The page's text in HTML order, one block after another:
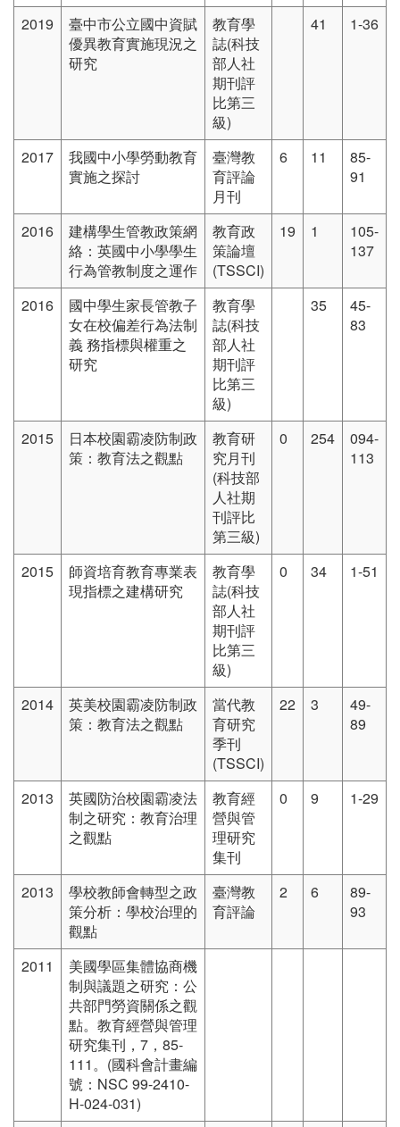
2019
臺中市公立國中資賦
優異教育實施現況之
研究
教育學
誌(科技
部人社
期刊評
比第三
級)
41 1-36
2017
我國中小學勞動教育
實施之探討
臺灣教
育評論
月刊
6 11
85-
91
2016
建構學生管教政策網
絡：英國中小學學生
行為管教制度之運作
教育政
策論壇
(TSSCI)
19 1
105-
137
2016
國中學生家長管教子
女在校偏差行為法制
義 務指標與權重之
研究
教育學
誌(科技
部人社
期刊評
比第三
級)
35
45-
83
2015
日本校園霸凌防制政
策：教育法之觀點
教育研
究月刊
(科技部
人社期
刊評比
第三級)
0 254
094-
113
2015
師資培育教育專業表
現指標之建構研究
教育學
誌(科技
部人社
期刊評
比第三
級)
0 34 1-51
2014
英美校園霸凌防制政
策：教育法之觀點
當代教
育研究
季刊
(TSSCI)
22 3
49-
89
2013
英國防治校園霸凌法
制之研究：教育治理
之觀點
教育經
營與管
理研究
集刊
0 9 1-29
2013
學校教師會轉型之政
策分析：學校治理的
觀點
臺灣教
育評論
2 6
89-
93
2011
美國學區集體協商機
制與議題之研究：公
共部門勞資關係之觀
點。教育經營與管理
研究集刊，7，85-
111。(國科會計畫編
號：NSC 99-2410-
H-024-031)